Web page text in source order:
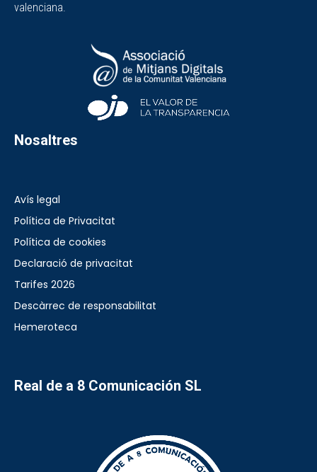
valenciana.
Nosaltres
Avís legal
Política de Privacitat
Política de cookies
Declaració de privacitat
Tarifes 2026
Descàrrec de responsabilitat
Hemeroteca
Real de a 8 Comunicación SL